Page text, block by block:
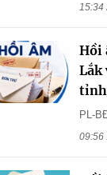
15:34
Hồi
Lắk
PL-
09:56